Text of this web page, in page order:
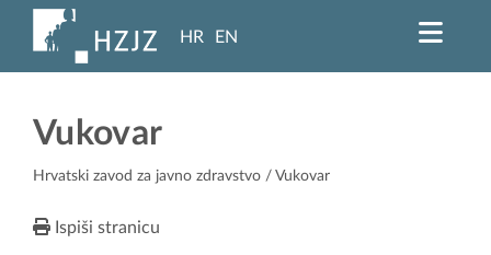
HR EN
Vukovar
Hrvatski zavod za javno zdravstvo / Vukovar
Ispiši stranicu